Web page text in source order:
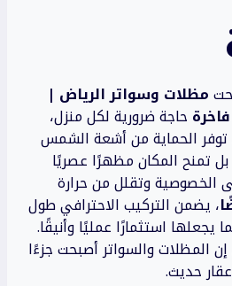
مظلات وسواتر الرياض |
حاجة ضرورية لكل منزل،
توفر الحماية من أشعة الشمس
بل تمنح المكان مظهرًا عصريًا
الخصوصية وتقلل من حرارة
، يضمن التركيب الاحترافي طول
يجعلها استثمارًا عمليًا وأنيقًا.
المظلات والسواتر أصبحت جزءًا
حديث.